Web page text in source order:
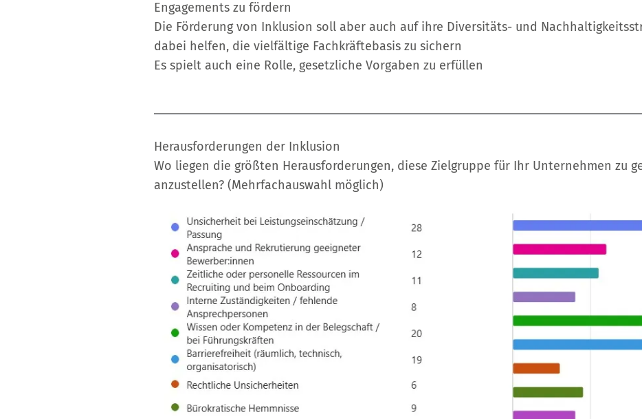
Engagements zu fördern
Die Förderung von Inklusion soll aber auch auf ihre Diversitäts- und
dabei helfen, die vielfältige Fachkräftebasis zu sichern
Es spielt auch eine Rolle, gesetzliche Vorgaben zu erfüllen
Herausforderungen der Inklusion
Wo liegen die größten Herausforderungen, diese Zielgruppe für Ihr Unternehmen zu
anzustellen? (Mehrfachauswahl möglich)